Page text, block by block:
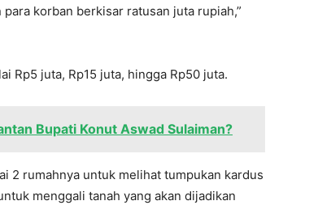
korban berkisar ratusan juta rupiah,”
Rp5 juta, Rp15 juta, hingga Rp50 juta.
Bupati Konut Aswad Sulaiman?
2 rumahnya untuk melihat tumpukan kardus
menggali tanah yang akan dijadikan